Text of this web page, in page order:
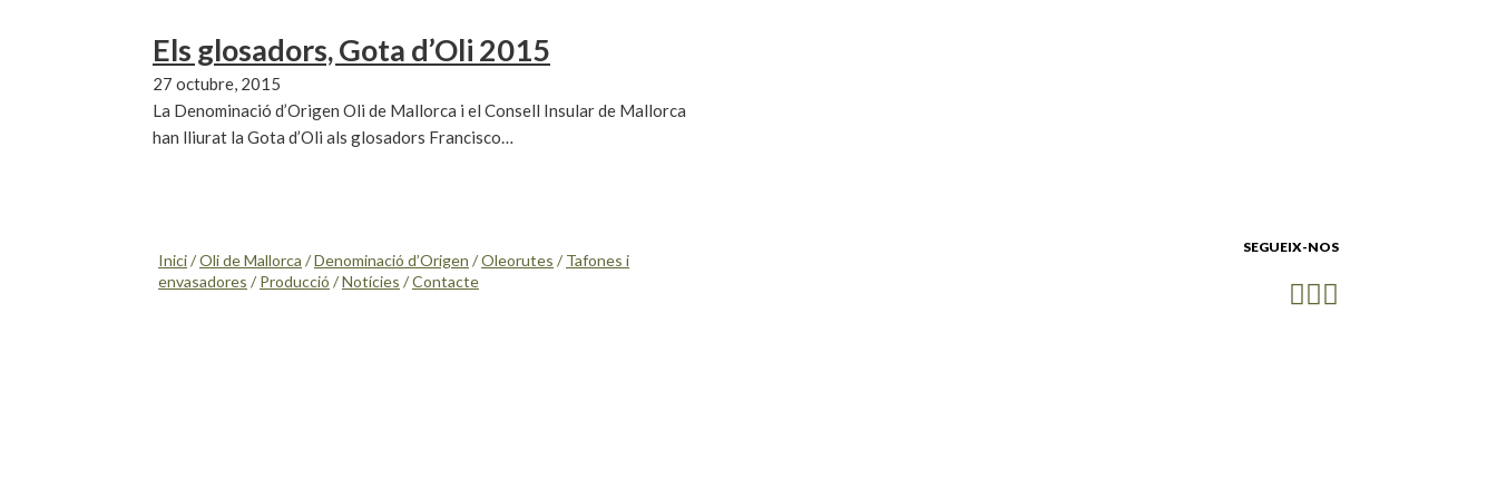
Els glosadors, Gota d’Oli 2015
27 octubre, 2015
La Denominació d’Origen Oli de Mallorca i el Consell Insular de Mallorca
han lliurat la Gota d’Oli als glosadors Francisco…
Inici/Oli de Mallorca /Denominació d’Origen /Oleorutes / Tafones i
envasadores / Producció /Notícies /Contacte
SEGUEIX-NOS